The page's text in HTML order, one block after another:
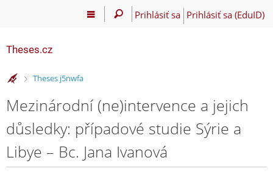
Prihlásiť sa Prihlásiť sa (EduID)
Theses.cz
>
Theses j5nwfa
Mezinárodní (ne)intervence a jejich
důsledky: případové studie Sýrie a
Libye – Bc. Jana Ivanová